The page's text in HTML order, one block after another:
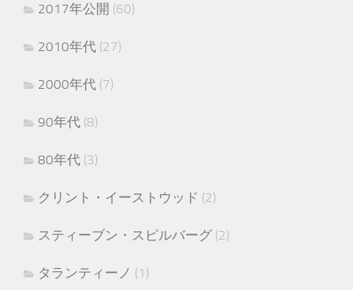
2017年公開 (60)
2010年代 (27)
2000年代 (7)
90年代 (8)
80年代 (3)
クリント・イーストウッド (2)
スティーブン・スピルバーグ (2)
タランティーノ (1)